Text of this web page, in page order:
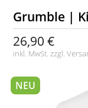
Grumble |
26,90 €
inkl. MwSt. zzgl.
NEU